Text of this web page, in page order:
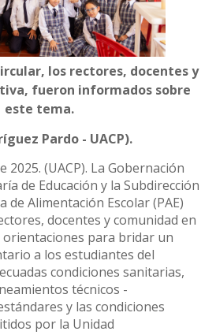
los rectores, docentes y
fueron informados sobre
este tema.
Pardo - UACP).
2025. (UACP). La Gobernación
de Educación y la Subdirección
de Alimentación Escolar (PAE)
docentes y comunidad en
para bridar un
a los estudiantes del
condiciones sanitarias,
técnicos -
y las condiciones
por la Unidad